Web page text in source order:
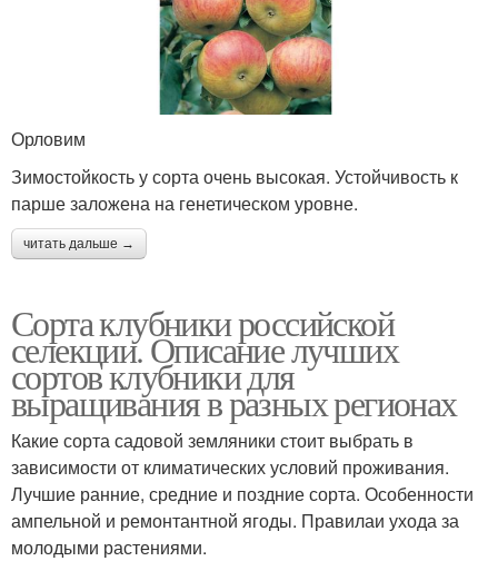
Орловим
Зимостойкость у сорта очень высокая. Устойчивость к
парше заложена на генетическом уровне.
читать дальше →
Сорта клубники российской
селекции. Описание лучших
сортов клубники для
выращивания в разных регионах
Какие сорта садовой земляники стоит выбрать в
зависимости от климатических условий проживания.
Лучшие ранние, средние и поздние сорта. Особенности
ампельной и ремонтантной ягоды. Правилаи ухода за
молодыми растениями.